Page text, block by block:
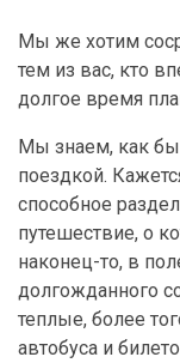
Мы же хотим
тем из вас, кто
долгое время
Мы знаем, как
поездкой.
способное
путешествие, о
наконец-то, в
долгожданного
теплые, более
автобуса и